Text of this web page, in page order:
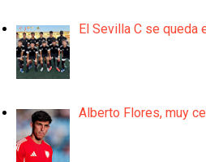
El Sevilla C se queda
Alberto Flores, muy